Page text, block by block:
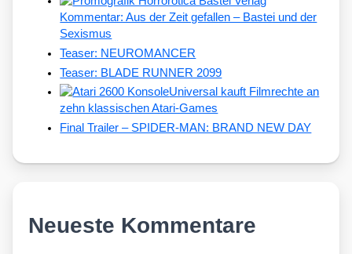
Kommentar: Aus der Zeit gefallen – Bastei und der
Sexismus
Teaser: NEUROMANCER
Teaser: BLADE RUNNER 2099
Universal kauft Filmrechte an
zehn klassischen Atari-Games
Final Trailer – SPIDER-MAN: BRAND NEW DAY
Neueste Kommentare